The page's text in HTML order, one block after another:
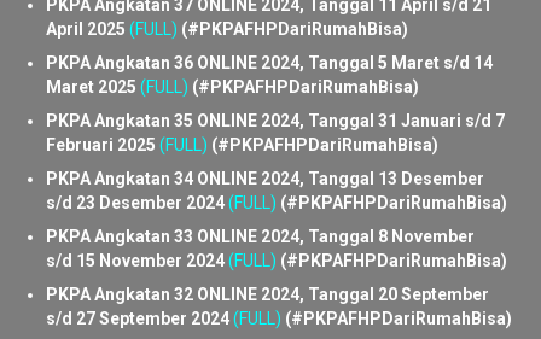
PKPA Angkatan 38 ONLINE 2024, Tanggal 16 Mei s/d 23
Mei 2025(FULL)(#PKPAFHPDariRumahBisa)
PKPA Angkatan 37 ONLINE 2024, Tanggal 11 April s/d 21
April 2025(FULL)(#PKPAFHPDariRumahBisa)
PKPA Angkatan 36 ONLINE 2024, Tanggal 5 Maret s/d 14
Maret 2025(FULL)(#PKPAFHPDariRumahBisa)
PKPA Angkatan 35 ONLINE 2024, Tanggal 31 Januari s/d 7
Februari 2025(FULL)(#PKPAFHPDariRumahBisa)
PKPA Angkatan 34 ONLINE 2024, Tanggal 13 Desember
s/d 23 Desember 2024 (FULL)(#PKPAFHPDariRumahBisa)
PKPA Angkatan 33 ONLINE 2024, Tanggal 8 November